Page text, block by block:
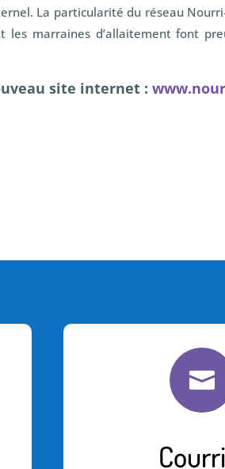
La particularité du réseau
les marraines d’allaitement font
site internet :
